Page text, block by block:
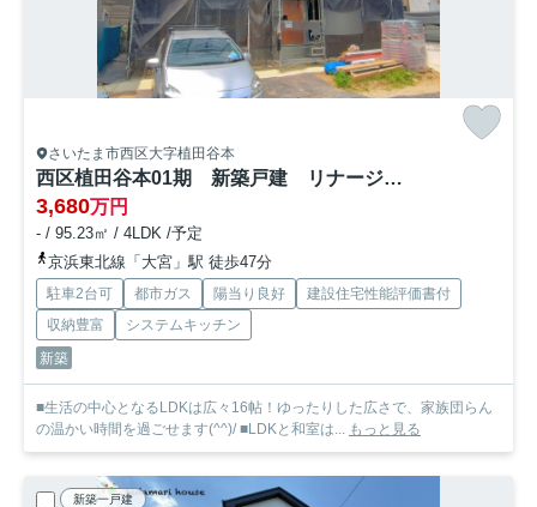
さいたま市西区大字植田谷本
西区植田谷本01期 新築戸建 リナージュ01
3,680万円
- / 95.23㎡ / 4LDK /予定
京浜東北線「大宮」駅 徒歩47分
駐車2台可 都市ガス 陽当り良好
建設住宅性能評価書付
収納豊富
システムキッチン
新築
■生活の中心となるLDKは広々16帖！ゆったりした広さで、家族団らん
の温かい時間を過ごせます(^^)/ ■LDKと和室は...
もっと見る
新築一戸建